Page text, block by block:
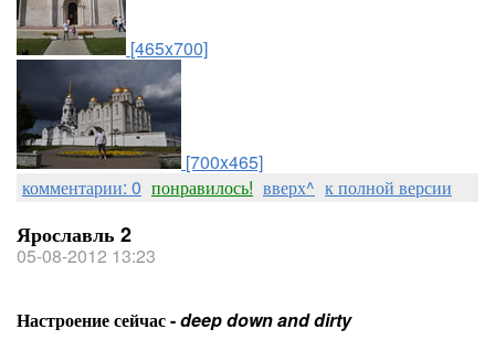
[465x700]
[700x465]
комментарии: 0 понравилось! вверх^ к полной версии
Ярославль 2
05-08-2012 13:23
Настроение сейчас -deep down and dirty